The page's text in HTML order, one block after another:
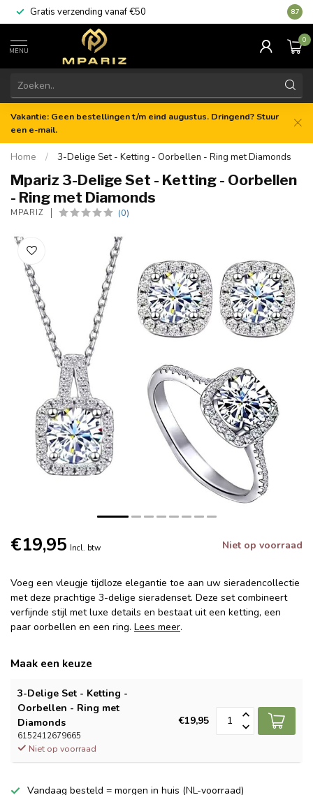
Gratis verzending vanaf €50 8.7
MENU
0
Vakantie: Geen bestellingen t/m eind augustus. Dringend? Stuur
een e-mail.
Home / 3-Delige Set - Ketting - Oorbellen - Ring met Diamonds
Mpariz 3-Delige Set - Ketting - Oorbellen
- Ring met Diamonds
MPARIZ (0)
€19,95 Incl. btw Niet op voorraad
Voeg een vleugje tijdloze elegantie toe aan uw sieradencollectie
met deze prachtige 3-delige sieradenset. Deze set combineert
verfijnde stijl met luxe details en bestaat uit een ketting, een
paar oorbellen en een ring. Lees meer.
Maak een keuze
3-Delige Set - Ketting -
Oorbellen - Ring met
Diamonds
6152412679665
Niet op voorraad
€19,95
Vandaag besteld = morgen in huis (NL-voorraad)